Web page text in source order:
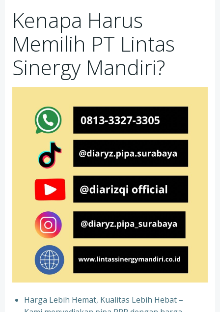
Kenapa Harus
Memilih PT Lintas
Sinergy Mandiri?
Harga Lebih Hemat, Kualitas Lebih Hebat –